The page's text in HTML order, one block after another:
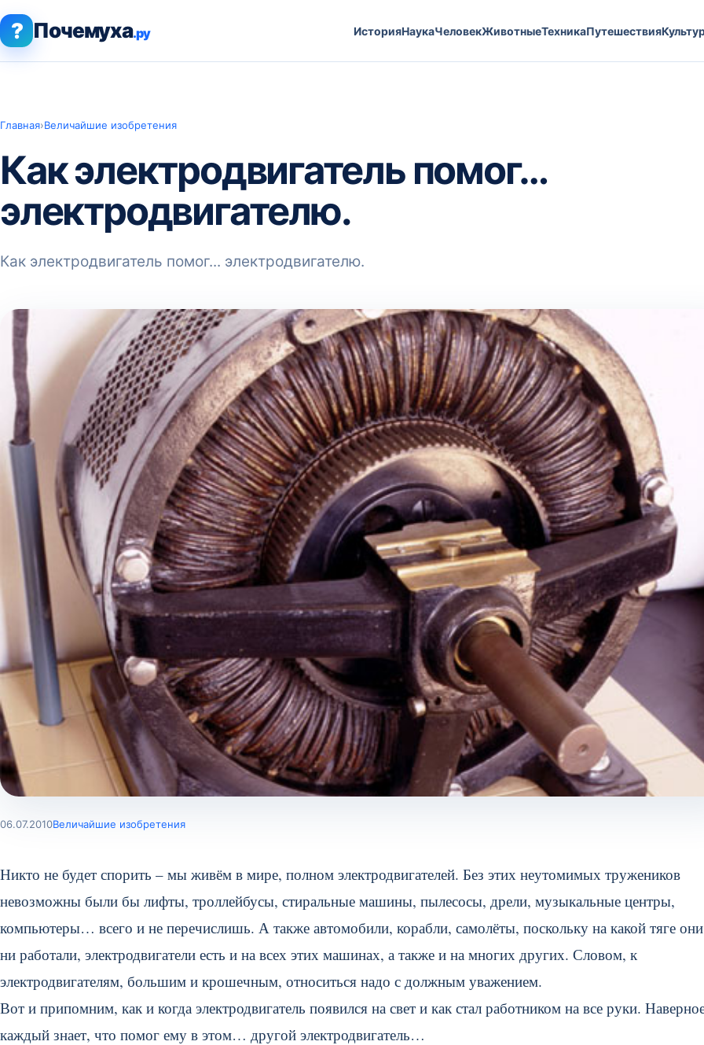
? Почемуха.ру ИсторияНаукаЧеловекЖивотныеТехникаПутешествия
Главная›Величайшие изобретения
Как электродвигатель помог…
электродвигателю.
Как электродвигатель помог... электродвигателю.
06.07.2010Величайшие изобретения
Никто не будет спорить – мы живём в мире, полном электродвигателей. Без этих неутомимых тружеников
невозможны были бы лифты, троллейбусы, стиральные машины, пылесосы, дрели, музыкальные центры,
компьютеры… всего и не перечислишь. А также автомобили, корабли, самолёты, поскольку на какой тяге
ни работали, электродвигатели есть и на всех этих машинах, а также и на многих других. Словом, к
электродвигателям, большим и крошечным, относиться надо с должным уважением.
Вот и припомним, как и когда электродвигатель появился на свет и как стал работником на все руки.
каждый знает, что помог ему в этом… другой электродвигатель…